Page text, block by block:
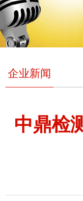
企业新闻
中鼎检